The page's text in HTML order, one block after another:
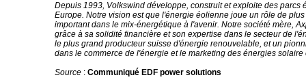
Depuis 1993, Volkswind développe, construit et exploite des parcs
Europe. Notre vision est que l'énergie éolienne joue un rôle de
important dans le mix-énergétique à l'avenir. Notre société mère,
grâce à sa solidité financière et son expertise dans le secteur de
le plus grand producteur suisse d'énergie renouvelable, et un
dans le commerce de l'énergie et le marketing des énergies solaire
Source : Communiqué EDF power solutions